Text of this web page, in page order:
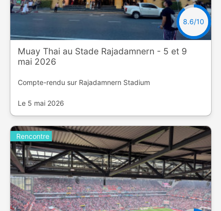
8.6/10
Muay Thai au Stade Rajadamnern - 5 et 9
mai 2026
Compte-rendu sur Rajadamnern Stadium
Le 5 mai 2026
Rencontre